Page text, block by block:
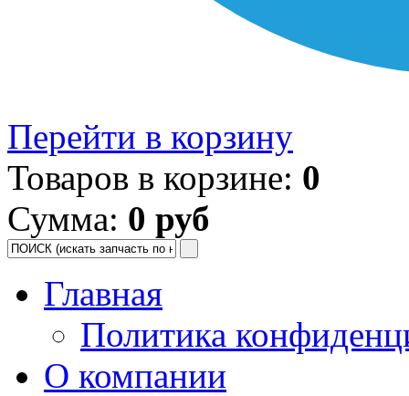
Перейти в корзину
Товаров в корзине: 0
Сумма: 0 руб
Главная
Политика
О компании